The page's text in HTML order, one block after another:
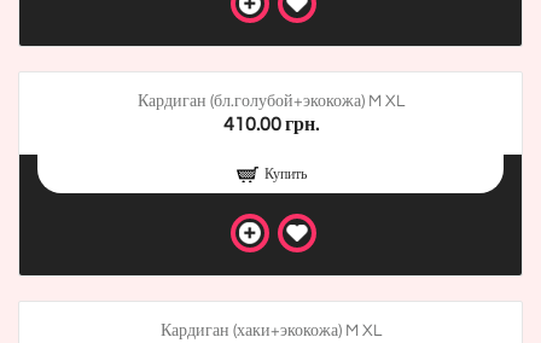
Кардиган (бл.голубой+экокожа) M XL
410.00 грн.
Купить
Кардиган (хаки+экокожа) M XL